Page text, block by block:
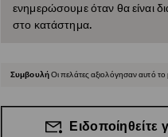
ενημερώσουμε όταν θα είναι
στο κατάστημα.
ΣυμβουλήΟι πελάτες αξιολόγησαν αυτό
Ειδοποίηθείτε